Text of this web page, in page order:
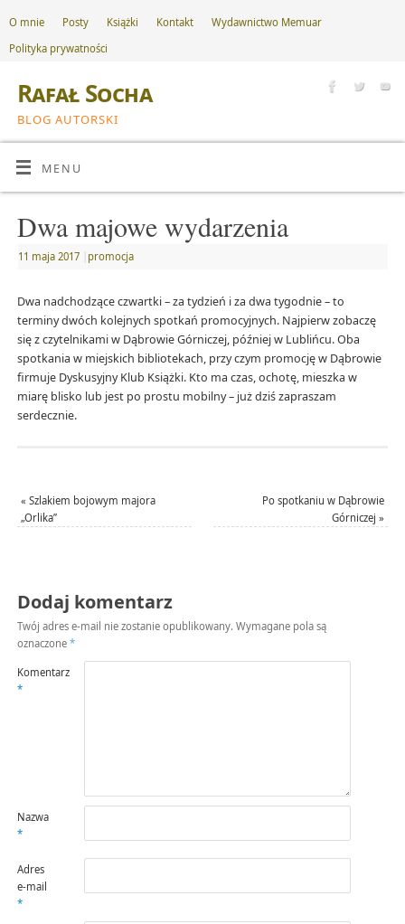
O mnie Posty Książki Kontakt
Wydawnictwo Memuar
Polityka prywatności
Rafał Socha
BLOG AUTORSKI
MENU
Dwa majowe wydarzenia
11 maja 2017 promocja
Dwa nadchodzące czwartki – za tydzień i za dwa tygodnie – to
terminy dwóch kolejnych spotkań promocyjnych. Najpierw zobaczę
się z czytelnikami w Dąbrowie Górniczej, później w Lublińcu. Oba
spotkania w miejskich bibliotekach, przy czym promocję w Dąbrowie
firmuje Dyskusyjny Klub Książki. Kto ma czas, ochotę, mieszka w
miarę blisko lub jest po prostu mobilny – już dziś zapraszam
serdecznie.
« Szlakiem bojowym majora
„Orlika”
Po spotkaniu w Dąbrowie
Górniczej»
Dodaj komentarz
Twój adres e-mail nie zostanie opublikowany. Wymagane pola są
oznaczone *
Komentarz
*
Nazwa
*
Adres
e-mail
*